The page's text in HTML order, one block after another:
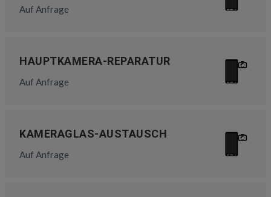
Auf Anfrage
HAUPTKAMERA-REPARATUR
Auf Anfrage
KAMERAGLAS-AUSTAUSCH
Auf Anfrage